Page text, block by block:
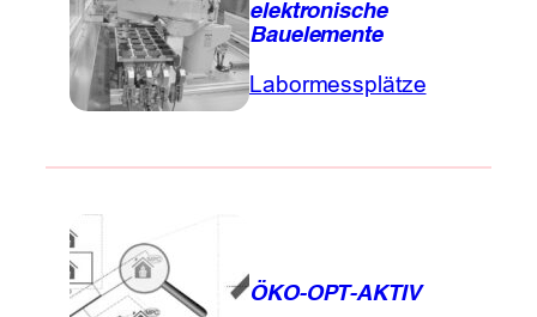
elektronische
Bauelemente
Labormessplätze
ÖKO-OPT-AKTIV